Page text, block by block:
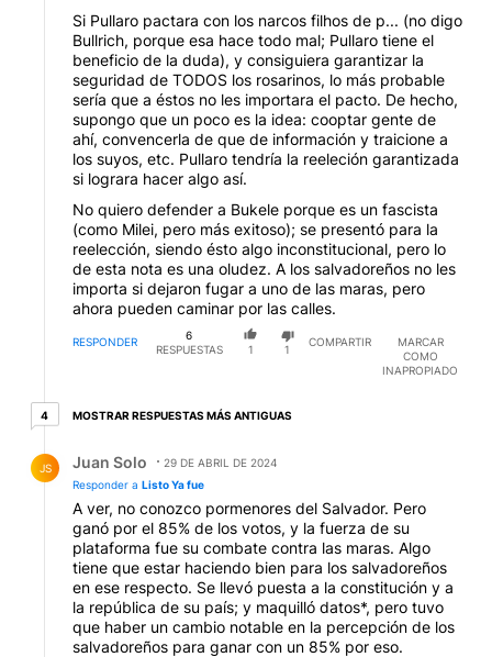
Si Pullaro pactara con los narcos filhos de p... (no digo
Bullrich, porque esa hace todo mal; Pullaro tiene el
beneficio de la duda), y consiguiera garantizar la
seguridad de TODOS los rosarinos, lo más probable
sería que a éstos no les importara el pacto. De hecho,
supongo que un poco es la idea: cooptar gente de
ahí, convencerla de que de información y traicione a
los suyos, etc. Pullaro tendría la reeleción garantizada
si lograra hacer algo así.
No quiero defender a Bukele porque es un fascista
(como Milei, pero más exitoso); se presentó para la
reelección, siendo ésto algo inconstitucional, pero lo
de esta nota es una oludez. A los salvadoreños no les
importa si dejaron fugar a uno de las maras, pero
ahora pueden caminar por las calles.
RESPONDER
6
RESPUESTAS
1 1
COMPARTIR
MARCAR
COMO
INAPROPIADO
44 respuestas más antiguas
MOSTRAR RESPUESTAS MÁS ANTIGUAS
JS Juan Solo
29 DE ABRIL DE 2024
Responder a Listo Ya fue
A ver, no conozco pormenores del Salvador. Pero
ganó por el 85% de los votos, y la fuerza de su
plataforma fue su combate contra las maras. Algo
tiene que estar haciendo bien para los salvadoreños
en ese respecto. Se llevó puesta a la constitución y a
la república de su país; y maquilló datos*, pero tuvo
que haber un cambio notable en la percepción de los
salvadoreños para ganar con un 85% por eso.